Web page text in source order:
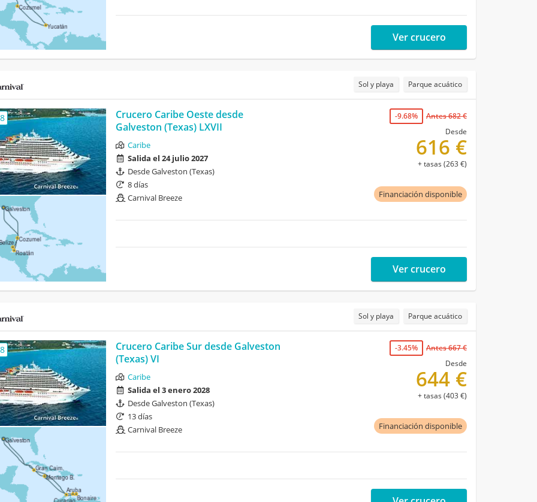
Ver crucero
Sol y playa Parque acuático
Crucero Caribe Oeste desde
Galveston (Texas) LXVII
Caribe
Salida el 24 julio 2027
Desde Galveston (Texas)
8 días
Carnival Breeze
Financiación disponible
-9.68%
Antes 682 €
Desde
616 €
+ tasas (263 €)
Ver crucero
Sol y playa Parque acuático
Crucero Caribe Sur desde Galveston
(Texas) VI
Caribe
Salida el 3 enero 2028
Desde Galveston (Texas)
13 días
Carnival Breeze
Financiación disponible
-3.45%
Antes 667 €
Desde
644 €
+ tasas (403 €)